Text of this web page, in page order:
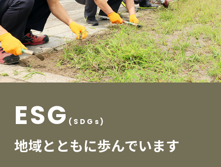
ESG (SDGs)
地域とともに歩んでいます